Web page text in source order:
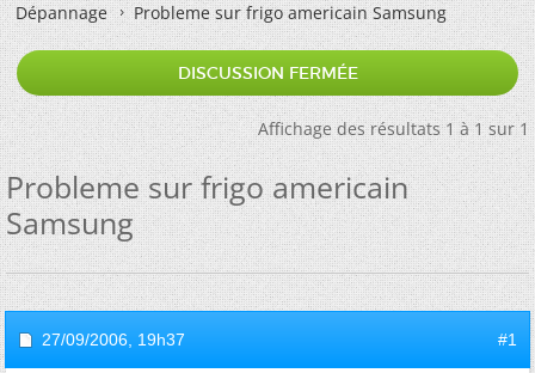
Dépannage
Probleme sur frigo americain Samsung
DISCUSSION FERMÉE
Affichage des résultats 1 à 1 sur 1
Probleme sur frigo americain
Samsung
27/09/2006, 19h37 #1